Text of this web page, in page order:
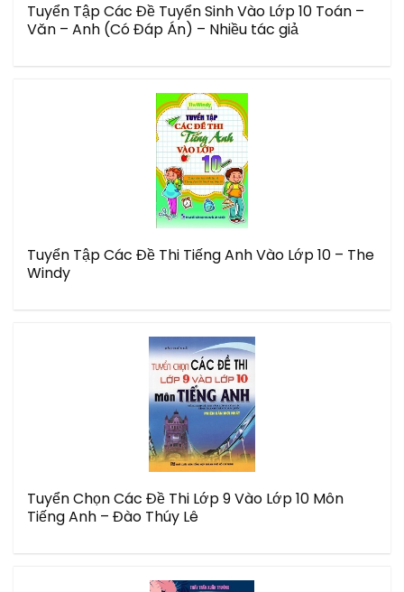
Tuyển Tập Các Đề Tuyển Sinh Vào Lớp 10 Toán –
Văn – Anh (Có Đáp Án) – Nhiều tác giả
Tuyển Tập Các Đề Thi Tiếng Anh Vào Lớp 10 – The
Windy
Tuyển Chọn Các Đề Thi Lớp 9 Vào Lớp 10 Môn
Tiếng Anh – Đào Thúy Lê